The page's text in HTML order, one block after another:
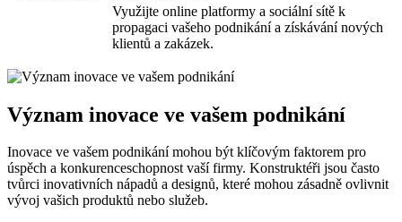
Využijte online platformy a sociální sítě k
propagaci vašeho podnikání a získávání nových
klientů a zakázek.
Význam inovace ve vašem podnikání
Inovace ve vašem podnikání mohou být klíčovým faktorem pro
úspěch a konkurenceschopnost vaší firmy. Konstruktéři jsou často
tvůrci inovativních nápadů a designů, které mohou zásadně ovlivnit
vývoj vašich produktů nebo služeb.